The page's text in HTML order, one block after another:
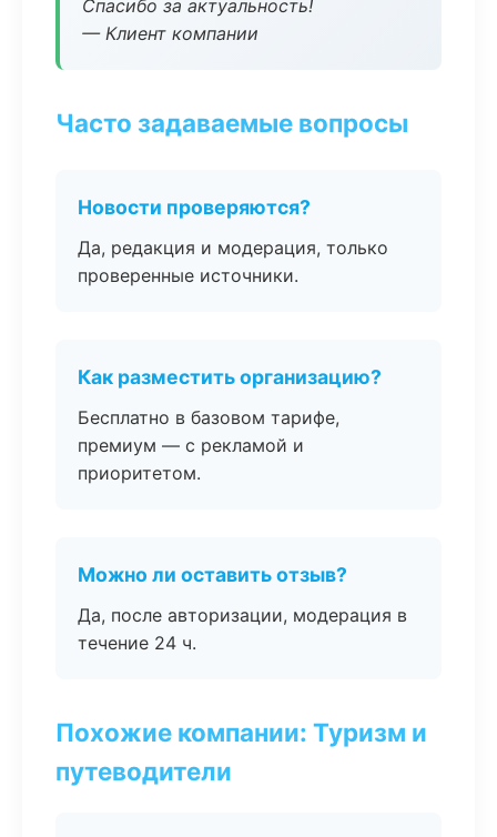
Спасибо за актуальность!
— Клиент компании
Часто задаваемые вопросы
Новости проверяются?
Да, редакция и модерация, только
проверенные источники.
Как разместить организацию?
Бесплатно в базовом тарифе,
премиум — с рекламой и
приоритетом.
Можно ли оставить отзыв?
Да, после авторизации, модерация в
течение 24 ч.
Похожие компании: Туризм и
путеводители